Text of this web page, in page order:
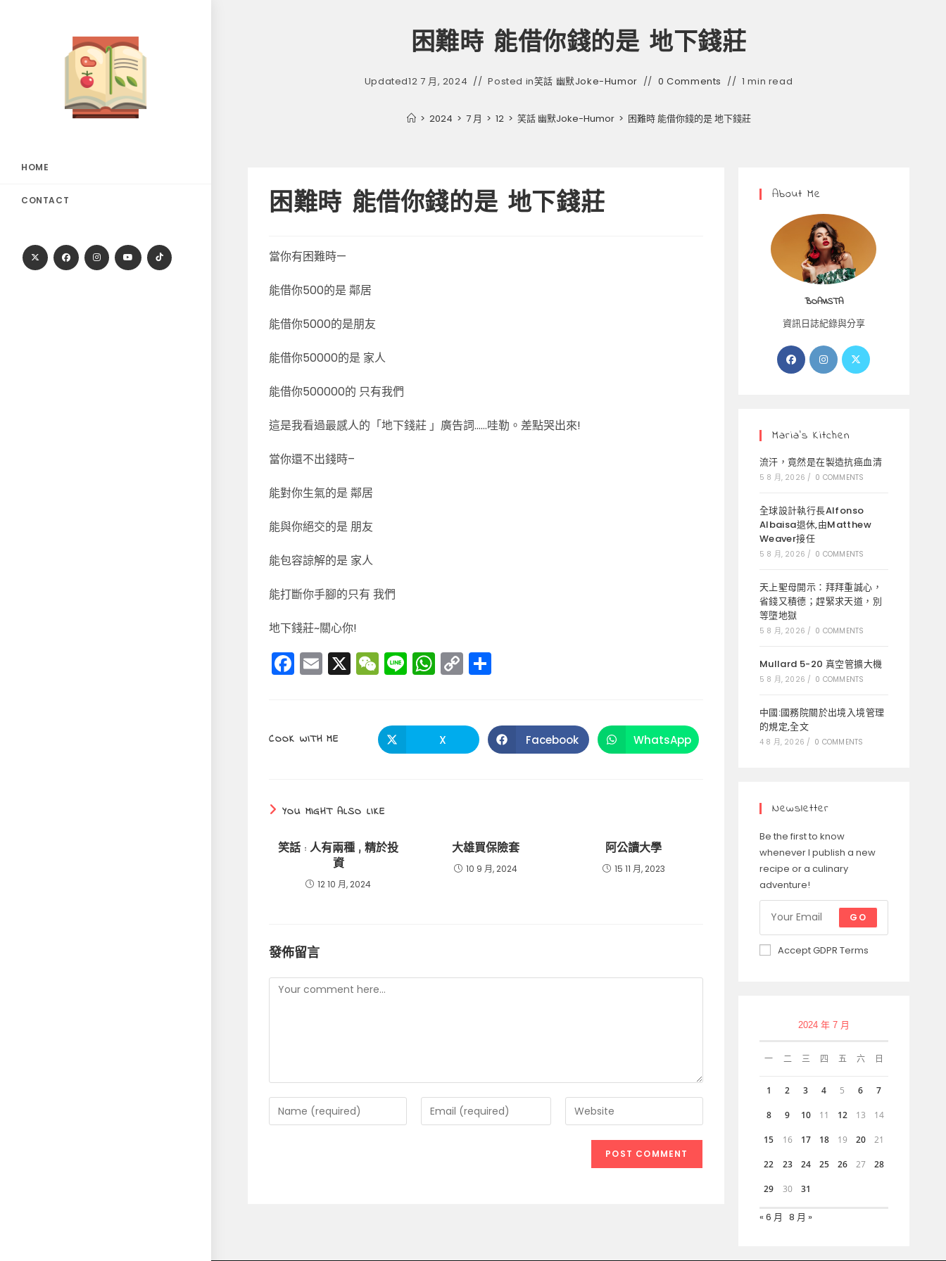
HOME
CONTACT
困難時 能借你錢的是 地下錢莊
Updated12 7 月, 2024 Posted in笑話 幽默Joke-Humor 0 Comments 1 min read
> 2024 > 7 月 > 12 > 笑話 幽默Joke-Humor > 困難時 能借你錢的是 地下錢莊
困難時 能借你錢的是 地下錢莊
當你有困難時—
能借你500的是 鄰居
能借你5000的是朋友
能借你50000的是 家人
能借你500000的 只有我們
這是我看過最感人的「地下錢莊 」廣告詞……哇勒。差點哭出來!
當你還不出錢時–
能對你生氣的是 鄰居
能與你絕交的是 朋友
能包容諒解的是 家人
能打斷你手腳的只有 我們
地下錢莊~關心你!
F
a
e
k
E
m
l
X W
e
h
a
Li
n
W
h
ts
A
C
o
y
Li
COOK WITH MESHARE
Opens
in
X Opens
in
Facebook Opens
in
WhatsApp
YOU MIGHT ALSO LIKE
笑話 : 人有兩種 , 精於投
資
12 10 月, 2024
大雄買保險套
10 9 月, 2024
阿公讀大學
15 11 月, 2023
發佈留言
Comment
Enter
your
Enter
your
Enter
your
website
About Me
BOAVISTA
資訊日誌紀錄與分享
Opens
in
Opens
in
Opens
Maria’s Kitchen
流汗，竟然是在製造抗癌血清
5 8 月, 2026 / 0 COMMENTS
全球設計執行長Alfonso
Albaisa退休,由Matthew
Weaver接任
5 8 月, 2026 / 0 COMMENTS
天上聖母開示：拜拜重誠心，
省錢又積德；趕緊求天道，別
等墮地獄
5 8 月, 2026 / 0 COMMENTS
Mullard 5-20 真空管擴大機
5 8 月, 2026 / 0 COMMENTS
中國:國務院關於出境入境管理
的規定,全文
4 8 月, 2026 / 0 COMMENTS
Newsletter
Be the first to know
whenever I publish a new
recipe or a culinary
adventure!
GO
Accept GDPR Terms
2024 年 7 月
一 二 三 四 五 六 日
1 2 3 4 5 6 7
8 9 10 11 12 13 14
15 16 17 18 19 20 21
22 23 24 25 26 27 28
29 30 31
« 6 月 8 月 »